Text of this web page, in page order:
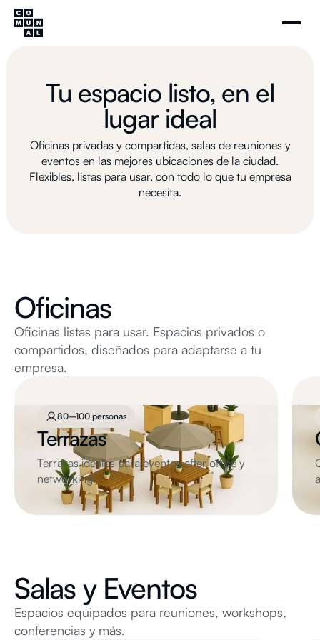
Tu espacio listo, en el
lugar ideal
Oficinas privadas y compartidas, salas de reuniones y
eventos en las mejores ubicaciones de la ciudad.
Flexibles, listas para usar, con todo lo que tu empresa
necesita.
Oficinas
Oficinas listas para usar. Espacios privados o
compartidos, diseñados para adaptarse a tu
empresa.
80–100 personas
Terrazas
Terrazas ideales para eventos after office y
networking.
Salas y Eventos
Espacios equipados para reuniones, workshops,
conferencias y más.